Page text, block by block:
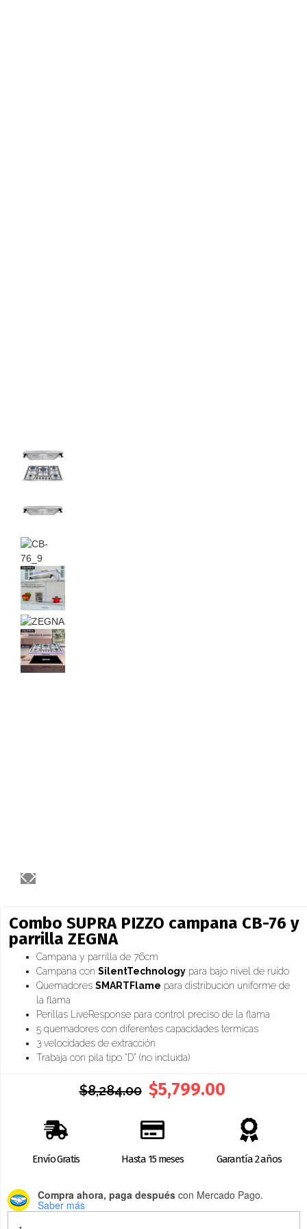
Combo SUPRA PIZZO campana CB-76 y
parrilla ZEGNA
Campana y parrilla de 76cm
Campana con SilentTechnology para bajo nivel de ruido
Quemadores SMARTFlame para distribución uniforme de
la flama
Perillas LiveResponse para control preciso de la flama
5 quemadores con diferentes capacidades termicas
3 velocidades de extracción
Trabaja con pila tipo “D” (no incluida)
$8,284.00 $5,799.00
Envío Gratis Hasta 15 meses Garantía 2 años
Compra ahora, paga después con Mercado Pago.
Saber más